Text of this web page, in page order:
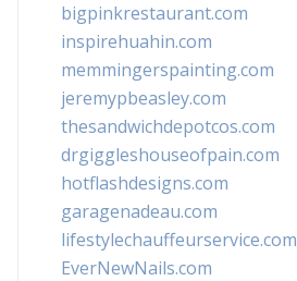
bigpinkrestaurant.com
inspirehuahin.com
memmingerspainting.com
jeremypbeasley.com
thesandwichdepotcos.com
drgiggleshouseofpain.com
hotflashdesigns.com
garagenadeau.com
lifestylechauffeurservice.com
EverNewNails.com